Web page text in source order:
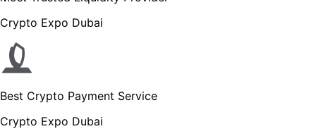
Crypto Expo Dubai
Best Crypto Payment Service
Crypto Expo Dubai